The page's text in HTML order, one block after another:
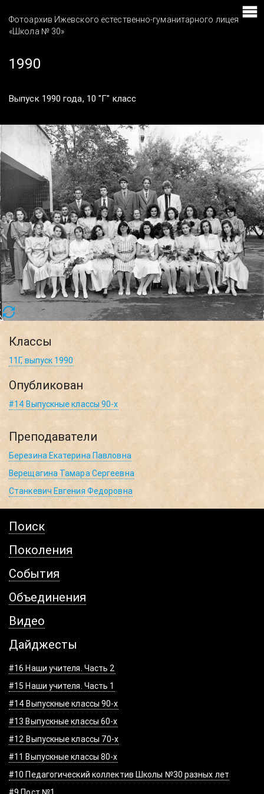
Фотоархив Ижевского естественно-гуманитарного лицея
«Школа № 30»
1990
Выпуск 1990 года, 10 "Г" класс
Классы
11Г, выпуск 1990
Опубликован
#14 Выпускные классы 90-х
Преподаватели
Березина Екатерина Павловна
Верещагина Тамара Сергеевна
Станкевич Евгения Федоровна
Поиск
Поколения
События
Объединения
Видео
Дайджесты
#16 Наши учителя. Часть 2
#15 Наши учителя. Часть 1
#14 Выпускные классы 90-х
#13 Выпускные классы 60-х
#12 Выпускные классы 70-х
#11 Выпускные классы 80-х
#10 Педагогический коллектив Школы №30 разных лет